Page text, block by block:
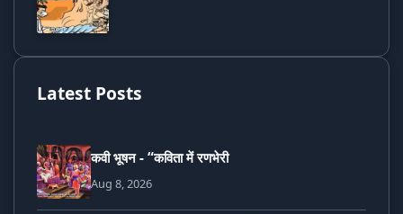
Latest Posts
कवी भूषन - “कविता में रणभेरी
Aug 8, 2026